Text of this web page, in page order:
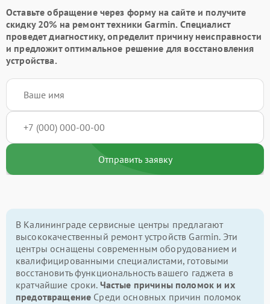
Оставьте обращение через форму на сайте и получите
скидку 20% на ремонт техники Garmin. Специалист
проведет диагностику, определит причину неисправности
и предложит оптимальное решение для восстановления
устройства.
Отправить заявку
В Калининграде сервисные центры предлагают
высококачественный ремонт устройств Garmin. Эти
центры оснащены современным оборудованием и
квалифицированными специалистами, готовыми
восстановить функциональность вашего гаджета в
кратчайшие сроки. Частые причины поломок и их
предотвращение Среди основных причин поломок